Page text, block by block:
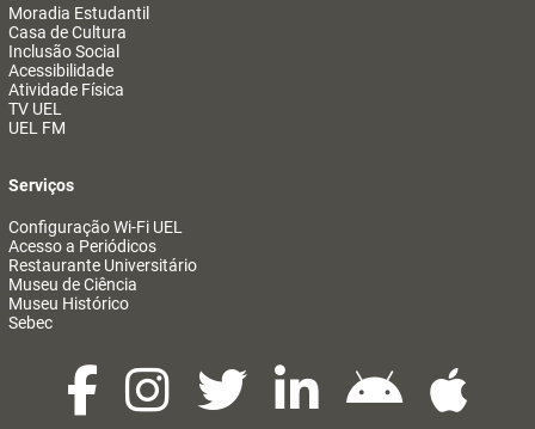
Moradia Estudantil
Casa de Cultura
Inclusão Social
Acessibilidade
Atividade Física
TV UEL
UEL FM
Serviços
Configuração Wi-Fi UEL
Acesso a Periódicos
Restaurante Universitário
Museu de Ciência
Museu Histórico
Sebec